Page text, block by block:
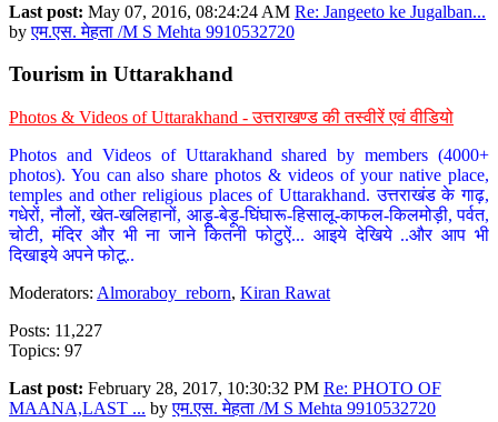
Last post: May 07, 2016, 08:24:24 AM Re: Jangeeto ke Jugalban...
byएम.एस. मेहता /M S Mehta 9910532720
Tourism in Uttarakhand
Photos & Videos of Uttarakhand - उत्तराखण्ड की तस्वीरें एवं वीडियो
Photos and Videos of Uttarakhand shared by members (4000+
photos). You can also share photos & videos of your native place,
temples and other religious places of Uttarakhand. उत्तराखंड के गाढ़,
गधेरों, नौलों, खेत-खलिहानों, आड़ू-बेड़ू-घिंघारू-हिसालू-काफल-किलमोड़ी, पर्वत,
चोटी, मंदिर और भी ना जाने कितनी फोटुऐं... आइये देखिये ..और आप भी
दिखाइये अपने फोटू..
Moderators: Almoraboy_reborn, Kiran Rawat
Posts: 11,227
Topics: 97
Last post: February 28, 2017, 10:30:32 PM Re: PHOTO OF
MAANA,LAST ... byएम.एस. मेहता /M S Mehta 9910532720